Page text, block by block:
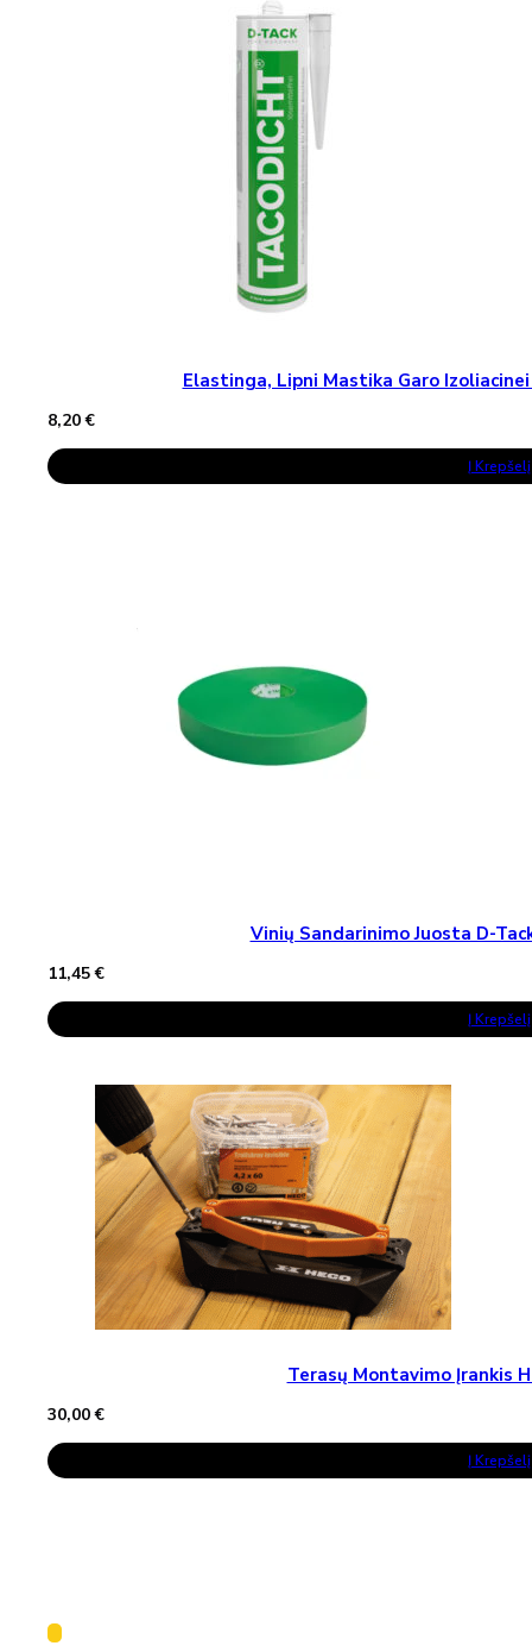
Elastinga, Lipni Mastika Garo Izoliacinei
8,20€
Į Krepšelį
Vinių Sandarinimo Juosta D-
11,45€
Į Krepšelį
Terasų Montavimo Įrankis
30,00€
Į Krepšelį